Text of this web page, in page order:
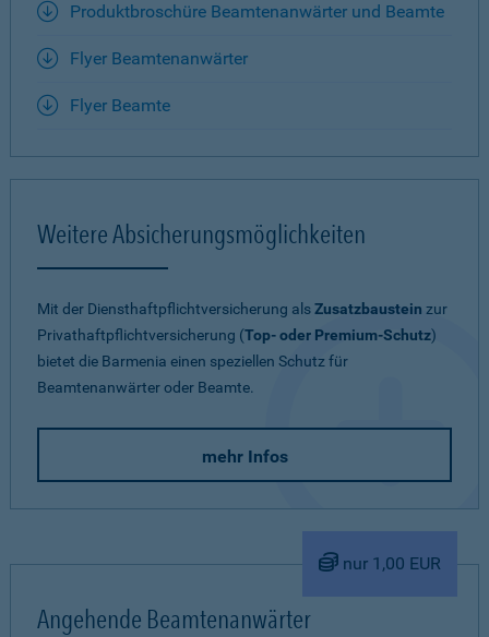
Produktbroschüre Beamtenanwärter und Beamte
Flyer Beamtenanwärter
Flyer Beamte
Weitere Absicherungsmöglichkeiten
Mit der Diensthaftpflichtversicherung alsZusatzbaustein zur
Privathaftpflichtversicherung (Top- oder Premium-Schutz)
bietet die Barmenia einen speziellen Schutz für
Beamtenanwärter oder Beamte.
mehr Infos
nur 1,00 EUR
Angehende Beamtenanwärter